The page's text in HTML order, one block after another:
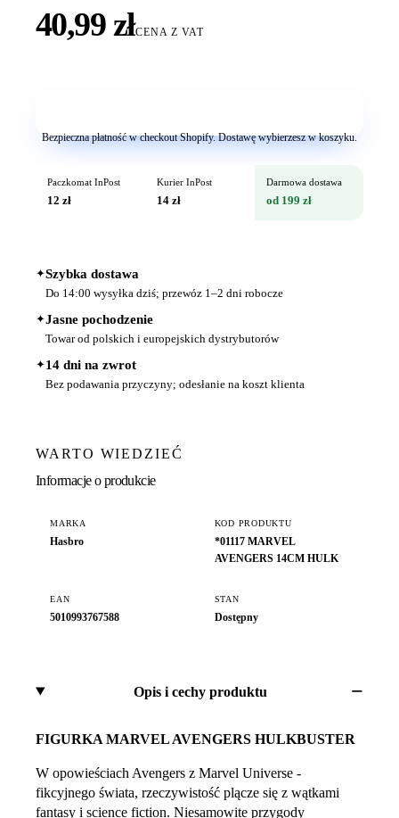
40,99 złCENA Z VAT
Bezpieczna płatność w checkout Shopify. Dostawę wybierzesz w koszyku.
Paczkomat InPost
12 zł
Kurier InPost
14 zł
Darmowa dostawa
od 199 zł
✦Szybka dostawa
Do 14:00 wysyłka dziś; przewóz 1–2 dni robocze
✦Jasne pochodzenie
Towar od polskich i europejskich dystrybutorów
✦14 dni na zwrot
Bez podawania przyczyny; odesłanie na koszt klienta
WARTO WIEDZIEĆ
Informacje o produkcie
MARKA
Hasbro
KOD PRODUKTU
*01117 MARVEL
AVENGERS 14CM HULK
EAN
5010993767588
STAN
Dostępny
Opis i cechy produktu
FIGURKA MARVEL AVENGERS HULKBUSTER
W opowieściach Avengers z Marvel Universe -
fikcyjnego świata, rzeczywistość plącze się z wątkami
fantasy i science fiction. Niesamowite przygody